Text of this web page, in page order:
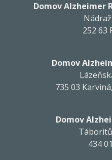
Domov Alzheimer
252 63
Domov
735 03
Domov
434